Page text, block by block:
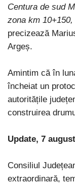
Centura de sud
zona km
precizează
Argeș.
Amintim că în
încheiat un
autoritățile
construirea
Update, 7
Consiliul
extraordinară,